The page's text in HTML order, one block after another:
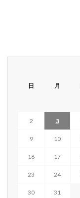
日 月
2 3
9 10
16 17
23 24
30
31